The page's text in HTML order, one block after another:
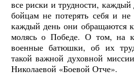
все риски и трудности,
бойцам не потерять себя и не
каждый день они обращаются
молясь о Победе. О том, на
военные батюшки, об их
такой важной духовной
Николаевой «Боевой Отче».